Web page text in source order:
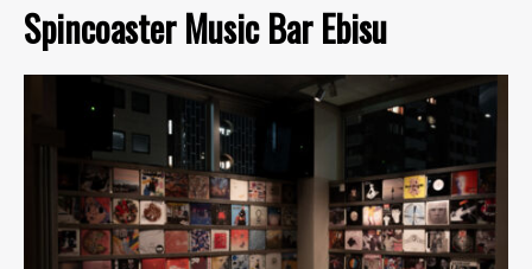
Spincoaster Music Bar Ebisu